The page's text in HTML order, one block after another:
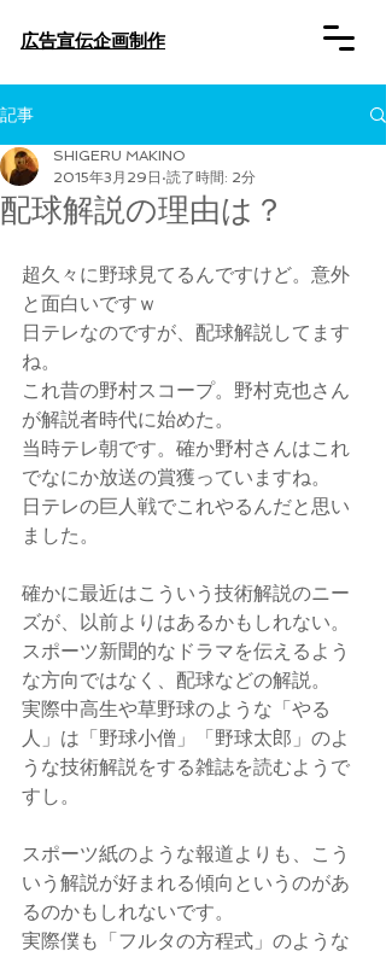
​広告宣伝企画制作
記事
配球解説の理由は？
SHIGERU MAKINO
2015年3月29日 読了時間: 2分
超久々に野球見てるんですけど。意外
と面白いですｗ
日テレなのですが、配球解説してます
ね。
これ昔の野村スコープ。野村克也さん
が解説者時代に始めた。
当時テレ朝です。確か野村さんはこれ
でなにか放送の賞獲っていますね。
日テレの巨人戦でこれやるんだと思い
ました。
確かに最近はこういう技術解説のニー
ズが、以前よりはあるかもしれない。
スポーツ新聞的なドラマを伝えるよう
な方向ではなく、配球などの解説。
実際中高生や草野球のような「やる
人」は「野球小僧」「野球太郎」のよ
うな技術解説をする雑誌を読むようで
すし。
スポーツ紙のような報道よりも、こう
いう解説が好まれる傾向というのがあ
るのかもしれないです。
実際僕も「フルタの方程式」のような